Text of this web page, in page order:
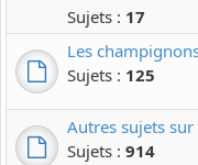
Sujets : 17
Les
Sujets : 125
Autres sujets
Sujets : 914